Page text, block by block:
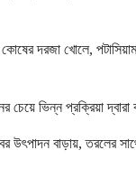
দরজা খোলে,
চেয়ে ভিন্ন প্রক্রিয়া
বাড়ায়, তরলের